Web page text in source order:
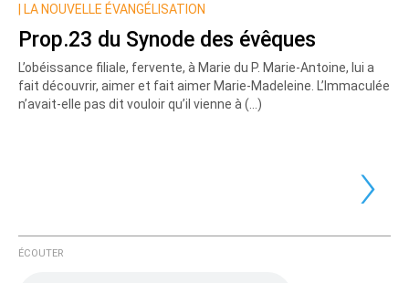
›
LA NOUVELLE ÉVANGÉLISATION
Prop.23 du Synode des évêques
L’obéissance filiale, fervente, à Marie du P. Marie-Antoine, lui a
fait découvrir, aimer et fait aimer Marie-Madeleine. L’Immaculée
n’avait-elle pas dit vouloir qu’il vienne à (…)
ÉCOUTER